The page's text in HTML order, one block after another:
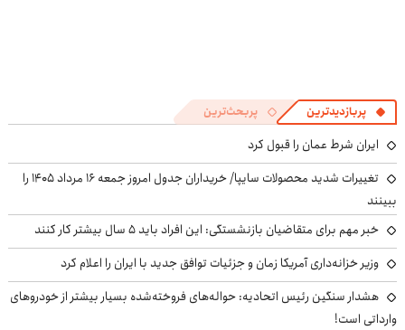
پربازدیدترین پربحث‌ترین
ایران شرط عمان را قبول کرد
تغییرات شدید محصولات سایپا/ خریداران جدول امروز جمعه ۱۶ مرداد ۱۴۰۵ را
ببینند
خبر مهم برای متقاضیان بازنشستگی: این افراد باید ۵ سال بیشتر کار کنند
وزیر خزانه‌داری آمریکا زمان و جزئیات توافق جدید با ایران را اعلام کرد
هشدار سنگین رئیس اتحادیه: حواله‌های فروخته‌شده بسیار بیشتر از خودروهای
وارداتی است!